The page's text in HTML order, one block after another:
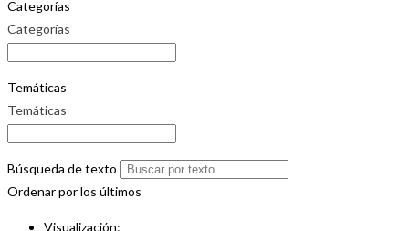
Categorías
Categorías
Temáticas
Temáticas
Búsqueda de texto
Ordenar por los últimos
Visualización: